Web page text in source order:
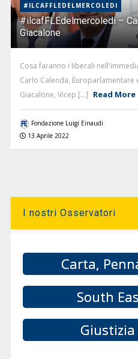
#ILCAFFLEDELMERCOLEDI
#ilcafFLEdelmercoledi –
Giacalone
Cosa faranno i liberali
Carlo Calenda, Europarlamentare
Giacalone, Vicep [...] Read More
Fondazione Luigi Einaudi
13 Aprile 2022
I nostri Osservatori
Carta,
South